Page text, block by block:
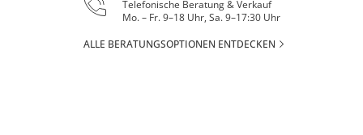
Telefonische Beratung & Verkauf
Mo. – Fr. 9–18 Uhr, Sa. 9–17:30 Uhr
ALLE BERATUNGSOPTIONEN ENTDECKEN